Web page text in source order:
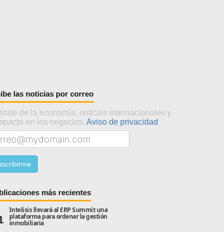
las noticias por correo
de la economía, noticias internacionales y
en los negocios. Aviso de privacidad
más recientes
Intelisis llevará al ERP Summit una
plataforma para ordenar la gestión
inmobiliaria